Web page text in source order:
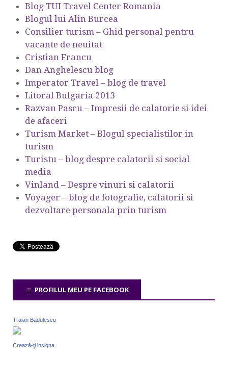
Blog TUI Travel Center Romania
Blogul lui Alin Burcea
Consilier turism – Ghid personal pentru
vacante de neuitat
Cristian Francu
Dan Anghelescu blog
Imperator Travel – blog de travel
Litoral Bulgaria 2013
Razvan Pascu – Impresii de calatorie si idei
de afaceri
Turism Market – Blogul specialistilor in
turism
Turistu – blog despre calatorii si social
media
Vinland – Despre vinuri si calatorii
Voyager – blog de fotografie, calatorii si
dezvoltare personala prin turism
PROFILUL MEU PE FACEBOOK
Traian Badulescu
Crează-ţi insigna